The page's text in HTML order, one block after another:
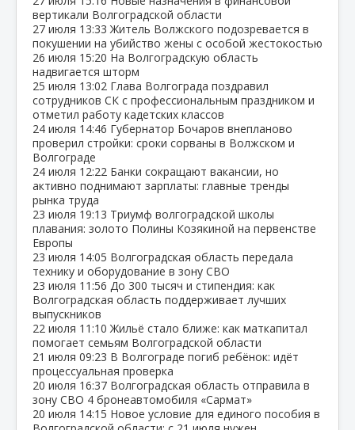
вертикали Волгоградской области
27 июля 13:33 Житель Волжского подозревается в
покушении на убийство жены с особой жестокостью
26 июля 15:20 На Волгоградскую область
надвигается шторм
25 июля 13:02 Глава Волгограда поздравил
сотрудников СК с профессиональным праздником и
отметил работу кадетских классов
24 июля 14:46 Губернатор Бочаров внепланово
проверил стройки: сроки сорваны в Волжском и
Волгограде
24 июля 12:22 Банки сокращают вакансии, но
активно поднимают зарплаты: главные тренды
рынка труда
23 июля 19:13 Триумф волгоградской школы
плавания: золото Полины Козякиной на первенстве
Европы
23 июля 14:05 Волгоградская область передала
технику и оборудование в зону СВО
23 июля 11:56 До 300 тысяч и стипендия: как
Волгоградская область поддерживает лучших
выпускников
22 июля 11:10 Жильё стало ближе: как маткапитал
помогает семьям Волгоградской области
21 июля 09:23 В Волгограде погиб ребёнок: идёт
процессуальная проверка
20 июля 16:37 Волгоградская область отправила в
зону СВО 4 бронеавтомобиля «Сармат»
20 июля 14:15 Новое условие для единого пособия в